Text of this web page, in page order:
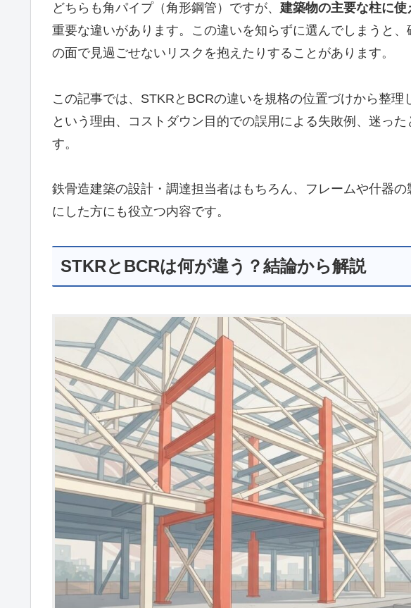
どちらも角パイプ（角形鋼管）ですが、 建築物の主要な柱に使
重要な違いがあります。この違いを知らずに選んでしまうと
の面で見過ごせないリスクを抱えたりすることがあります。
この記事では、STKRとBCRの違いを規格の位置づけから整
という理由、コストダウン目的での誤用による失敗例、迷っ
す。
鉄骨造建築の設計・調達担当者はもちろん、フレームや什器
にした方にも役立つ内容です。
STKRとBCRは何が違う？結論から解説